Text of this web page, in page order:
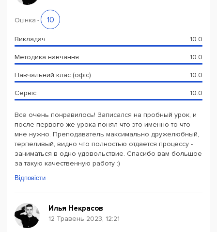
Оцінка - 10
Викладач 10.0
Методика навчання 10.0
Навчальний клас (офіс) 10.0
Сервіс 10.0
Все очень понравилось! Записался на пробный урок, и
после первого же урока понял что это именно то что
мне нужно. Преподаватель максимально дружелюбный,
терпеливый, видно что полностью отдается процессу -
заниматься в одно удовольствие. Спасибо вам большое
за такую качественную работу :)
Відповісти
Илья Некрасов
12 Травень 2023, 12:21